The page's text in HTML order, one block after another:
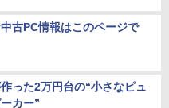
古PC情報はこのページで
った2万円台の“小さなピュ
カー”